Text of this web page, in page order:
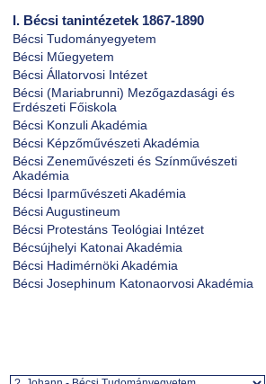
I. Bécsi tanintézetek 1867-1890
Bécsi Tudományegyetem
Bécsi Műegyetem
Bécsi Állatorvosi Intézet
Bécsi (Mariabrunni) Mezőgazdasági és
Erdészeti Főiskola
Bécsi Konzuli Akadémia
Bécsi Képzőművészeti Akadémia
Bécsi Zeneművészeti és Színművészeti
Akadémia
Bécsi Iparművészeti Akadémia
Bécsi Augustineum
Bécsi Protestáns Teológiai Intézet
Bécsújhelyi Katonai Akadémia
Bécsi Hadimérnöki Akadémia
Bécsi Josephinum Katonaorvosi Akadémia